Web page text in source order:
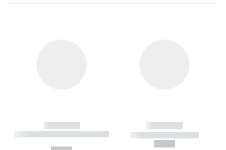
------------
----------- ----------- --------
------------
----------- -----------